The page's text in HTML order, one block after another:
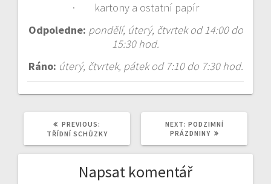
· kartony a ostatní papír
Odpoledne: pondělí, úterý, čtvrtek od 14:00 do
15:30 hod.
Ráno: úterý, čtvrtek, pátek od 7:10 do 7:30 hod.
PREVIOUS:
POST:
TŘÍDNÍ SCHŮZKY
NEXT: NEXT
POST:
PODZIMNÍ
PRÁZDNINY
Napsat komentář